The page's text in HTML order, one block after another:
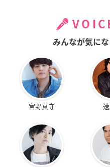
みんなが気に
宮野真守